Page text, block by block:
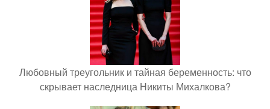
Любовный треугольник и тайная беременность: что
скрывает наследница Никиты Михалкова?